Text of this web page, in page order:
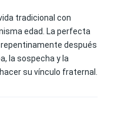
tradicional con
edad. La perfecta
después
la sospecha y la
su vínculo fraternal.